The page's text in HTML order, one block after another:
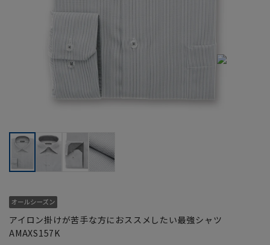
アイロン掛けが苦手な方におススメしたい最強シャツ
AMAXS157K